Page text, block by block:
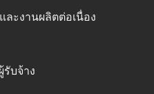
ละงานผลิตต่อเนื่อง
บจ้าง